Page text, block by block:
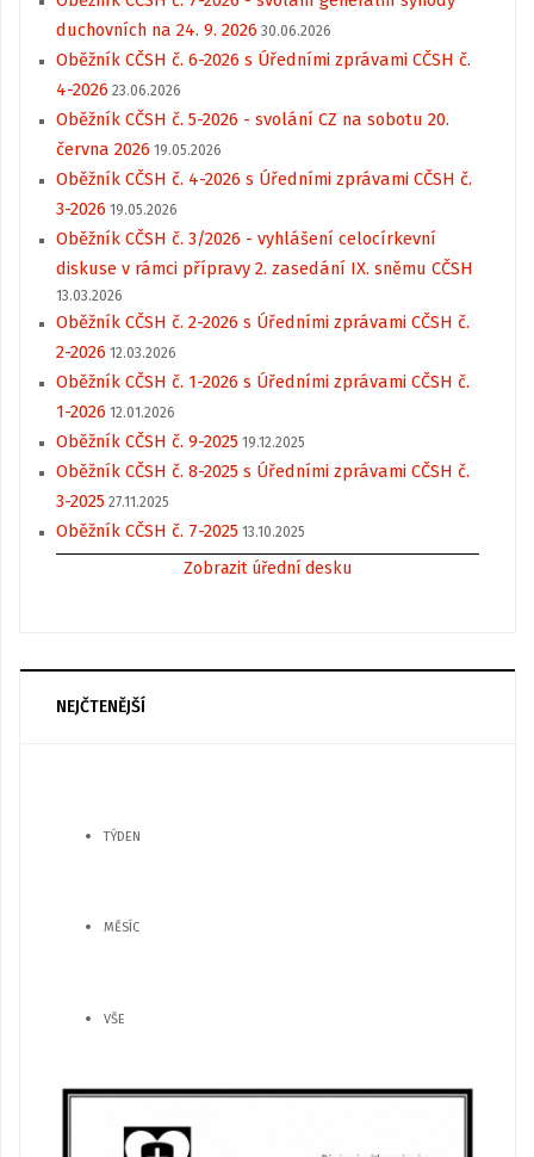
duchovních na 24. 9. 2026 30.06.2026
Oběžník CČSH č. 6-2026 s Úředními zprávami CČSH č.
4-2026 23.06.2026
Oběžník CČSH č. 5-2026 - svolání CZ na sobotu 20.
června 2026 19.05.2026
Oběžník CČSH č. 4-2026 s Úředními zprávami CČSH č.
3-2026 19.05.2026
Oběžník CČSH č. 3/2026 - vyhlášení celocírkevní
diskuse v rámci přípravy 2. zasedání IX. sněmu CČSH
13.03.2026
Oběžník CČSH č. 2-2026 s Úředními zprávami CČSH č.
2-2026 12.03.2026
Oběžník CČSH č. 1-2026 s Úředními zprávami CČSH č.
1-2026 12.01.2026
Oběžník CČSH č. 9-2025 19.12.2025
Oběžník CČSH č. 8-2025 s Úředními zprávami CČSH č.
3-2025 27.11.2025
Oběžník CČSH č. 7-2025 13.10.2025
Zobrazit úřední desku
NEJČTENĚJŠÍ
TÝDEN
MĚSÍC
VŠE